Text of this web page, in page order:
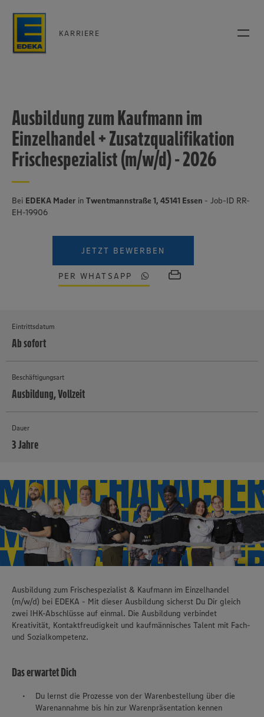
KARRIERE
Ausbildung zum Kaufmann im
Einzelhandel + Zusatzqualifikation
Frischespezialist (m/w/d) - 2026
Bei EDEKA Mader in Twentmannstraße 1, 45141 Essen - Job-ID RR-
EH-19906
JETZT BEWERBEN
PER WHATSAPP
Eintrittsdatum
Ab sofort
Beschäftigungsart
Ausbildung, Vollzeit
Dauer
3 Jahre
Ausbildung zum Frischespezialist & Kaufmann im Einzelhandel
(m/w/d) bei EDEKA - Mit dieser Ausbildung sicherst Du Dir gleich
zwei IHK-Abschlüsse auf einmal. Die Ausbildung verbindet
Kreativität, Kontaktfreudigkeit und kaufmännisches Talent mit Fach-
und Sozialkompetenz.
Das erwartet Dich
Du lernst die Prozesse von der Warenbestellung über die
Warenannahme bis hin zur Warenpräsentation kennen